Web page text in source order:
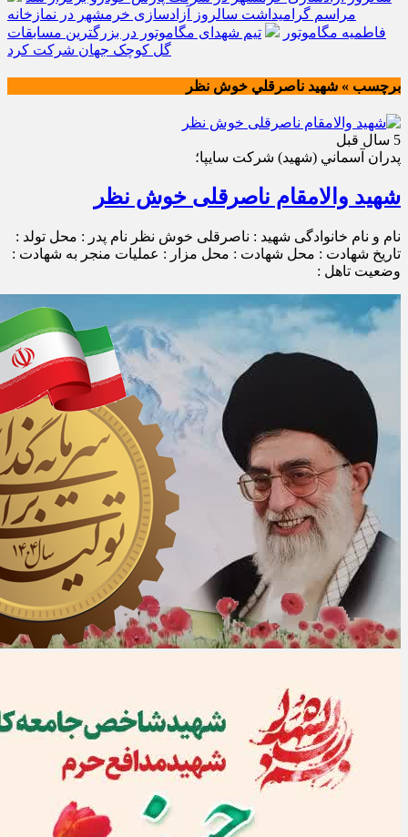
مراسم گرامیداشت سالروز آزادسازی خرمشهر در نمازخانه
فاطمیه مگاموتور
تیم شهدای مگاموتور در بزرگترین مسابقات
گل کوچک جهان شرکت کرد
برچسب » شهيد ناصرقلي خوش نظر
5 سال قبل
پدران آسماني (شهيد) شركت سايپا؛
شهید والامقام ناصرقلی خوش نظر
نام و نام خانوادگی شهید : ناصرقلی خوش نظر نام پدر : محل تولد :
تاریخ شهادت : محل شهادت : محل مزار : عملیات منجر به شهادت :
وضعیت تاهل :